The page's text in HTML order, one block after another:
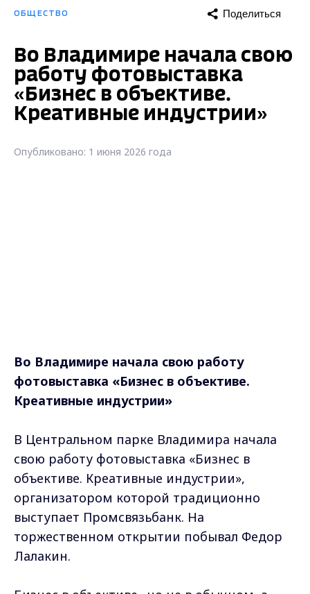
ОБЩЕСТВО Поделиться
Во Владимире начала свою
работу фотовыставка
«Бизнес в объективе.
Креативные индустрии»
Опубликовано: 1 июня 2026 года
Во Владимире начала свою работу
фотовыставка «Бизнес в объективе.
Креативные индустрии»
В Центральном парке Владимира начала
свою работу фотовыставка «Бизнес в
объективе. Креативные индустрии»,
организатором которой традиционно
выступает Промсвязьбанк. На
торжественном открытии побывал Федор
Лалакин.